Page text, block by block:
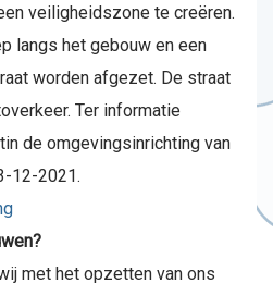
veiligheidszone te creëren.
langs het gebouw en een
worden afgezet. De straat
Ter informatie
de omgevingsinrichting van
12-2021.
met het opzetten van ons